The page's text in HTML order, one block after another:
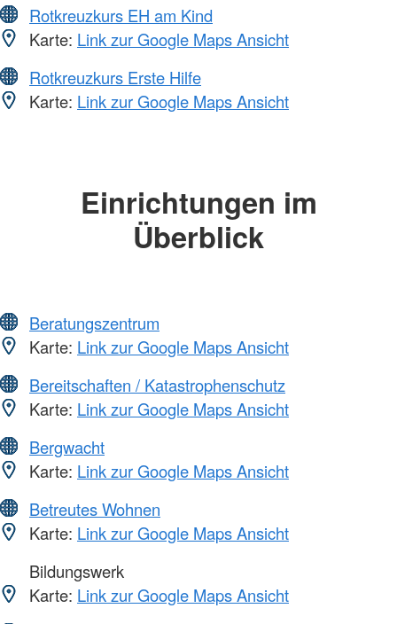
Rotkreuzkurs EH am Kind
Karte: Link zur Google Maps Ansicht
Rotkreuzkurs Erste Hilfe
Karte: Link zur Google Maps Ansicht
Einrichtungen im
Überblick
Beratungszentrum
Karte: Link zur Google Maps Ansicht
Bereitschaften / Katastrophenschutz
Karte: Link zur Google Maps Ansicht
Bergwacht
Karte: Link zur Google Maps Ansicht
Betreutes Wohnen
Karte: Link zur Google Maps Ansicht
Bildungswerk
Karte: Link zur Google Maps Ansicht